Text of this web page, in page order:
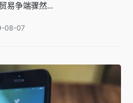
易争端骤然...
08-07